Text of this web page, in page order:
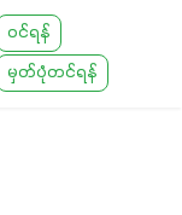
ဝင်ရန်
မှတ်ပုံတင်ရန်